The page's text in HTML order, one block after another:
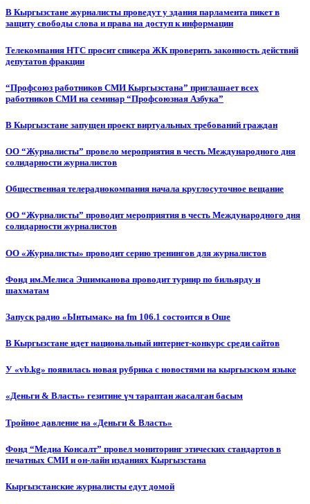
В Кыргызстане журналисты проведут у здания парламента пикет в
защиту свободы слова и права на доступ к информации
Телекомпания НТС просит спикера ЖК проверить законность действий
депутатов фракции
“Профсоюз работников СМИ Кыргызстана” приглашает всех
работников СМИ на семинар “Профсоюзная Азбука”
В Кыргызстане запущен проект виртуальных требований граждан
ОО “Журналисты” провело мероприятия в честь Международного дня
солидарности журналистов
Общественная телерадиокомпания начала круглосуточное вещание
ОО “Журналисты” проводит мероприятия в честь Международного дня
солидарности журналистов
ОО «Журналисты» проводит серию тренингов для журналистов
Фонд им.Мелиса Эшимканова проводит турнир по бильярду и
шахматам
Запуск радио «Ынтымак» на fm 106.1 состоится в Оше
В Кыргызстане идет национальный интернет-конкурс среди сайтов
У «vb.kg» появилась новая рубрика с новостями на кыргызском языке
«Деньги & Власть» гезитине үч тараптан жасалган басым
Тройное давление на «Деньги & Власть»
Фонд “Медиа Консалт” провел мониторинг этических стандартов в
печатных СМИ и он-лайн изданиях Кыргызстана
Кыргызстанские журналисты едут домой